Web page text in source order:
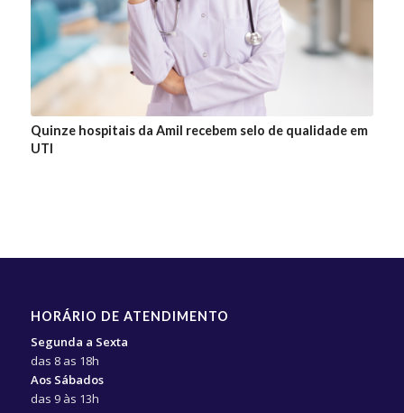
Quinze hospitais da Amil recebem selo de qualidade em
UTI
HORÁRIO DE ATENDIMENTO
Segunda a Sexta
das 8 as 18h
Aos Sábados
das 9 às 13h